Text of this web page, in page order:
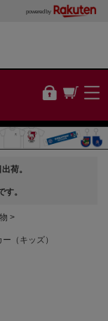
powered by
荷。
。
（キッズ）